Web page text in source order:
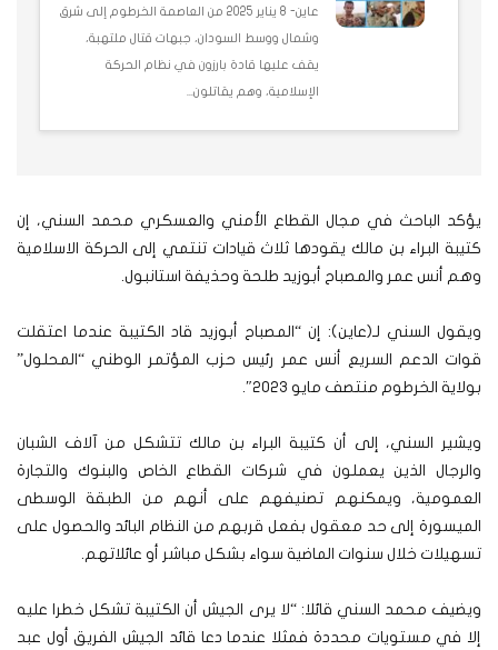
عاين- 8 يناير 2025 من العاصمة الخرطوم إلى شرق
وشمال ووسط السودان، جبهات قتال ملتهبة،
يقف عليها قادة بارزون في نظام الحركة
الإسلامية، وهم يقاتلون...
يؤكد الباحث في مجال القطاع الأمني والعسكري محمد السني، إن
كتيبة البراء بن مالك يقودها ثلاث قيادات تنتمي إلى الحركة الاسلامية
وهم أنس عمر والمصباح أبوزيد طلحة وحذيفة استانبول.
ويقول السني لـ(عاين): إن “المصباح أبوزيد قاد الكتيبة عندما اعتقلت
قوات الدعم السريع أنس عمر رئيس حزب المؤتمر الوطني “المحلول”
بولاية الخرطوم منتصف مايو 2023″.
ويشير السني، إلى أن كتيبة البراء بن مالك تتشكل من آلاف الشبان
والرجال الذين يعملون في شركات القطاع الخاص والبنوك والتجارة
العمومية، ويمكنهم تصنيفهم على أنهم من الطبقة الوسطى
الميسورة إلى حد معقول بفعل قربهم من النظام البائد والحصول على
تسهيلات خلال سنوات الماضية سواء بشكل مباشر أو عائلاتهم.
ويضيف محمد السني قائلا: “لا يرى الجيش أن الكتيبة تشكل خطرا عليه
إلا في مستويات محددة فمثلا عندما دعا قائد الجيش الفريق أول عبد